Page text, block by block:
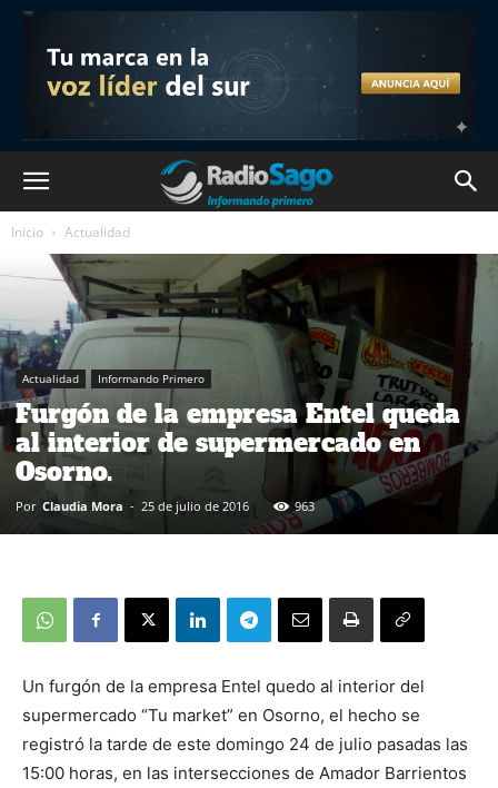
Inicio Actualidad
Actualidad Informando Primero
Furgón de la empresa Entel queda
al interior de supermercado en
Osorno.
Por Claudia Mora - 25 de julio de 2016 963
Un furgón de la empresa Entel quedo al interior del
supermercado “Tu market” en Osorno, el hecho se
registró la tarde de este domingo 24 de julio pasadas las
15:00 horas, en las intersecciones de Amador Barrientos